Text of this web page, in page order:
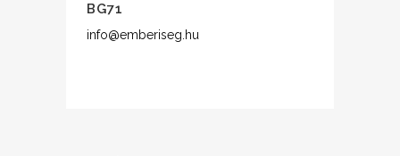
BG71
info@emberiseg.hu